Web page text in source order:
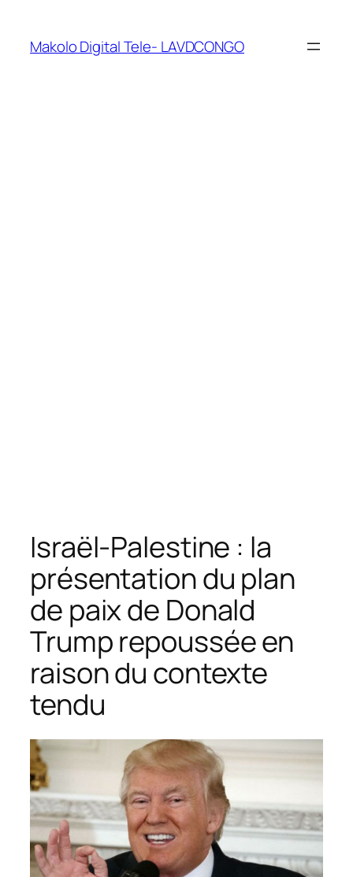
Makolo Digital Tele- LAVDCONGO
Israël-Palestine : la
présentation du plan
de paix de Donald
Trump repoussée en
raison du contexte
tendu